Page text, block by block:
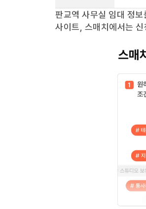
판교역 사무실 임대 정
사이트, 스매치에서는